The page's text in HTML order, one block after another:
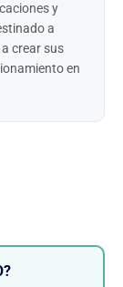
y
a
crear sus
en